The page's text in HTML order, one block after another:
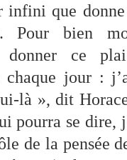
infini que
Pour bien
donner ce
chaque jour :
là », dit
pourra se dire,
de la pensée